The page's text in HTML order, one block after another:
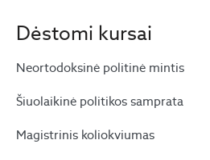
Dėstomi kursai
Neortodoksinė politinė mintis
Šiuolaikinė politikos samprata
Magistrinis koliokviumas